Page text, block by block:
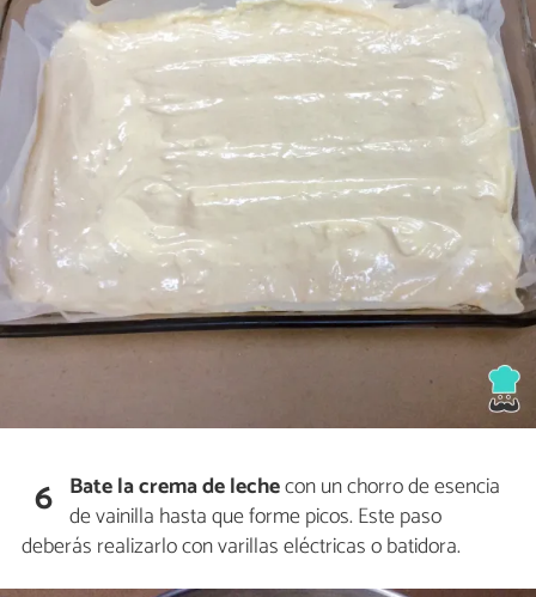
6 Bate la crema de lechecon un chorro de esencia
de vainilla hasta que forme picos. Este paso
deberás realizarlo con varillas eléctricas o batidora.